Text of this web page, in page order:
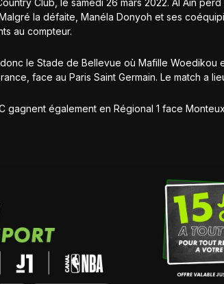
Club, le samedi 26 mars 2022. Al Ain
la défaite, Manéla Donyoh et ses
au compteur.
le Stade de Bellevue où Mafille Woedikou
face au Paris Saint Germain. Le match a
gagnent également en Régional 1 face